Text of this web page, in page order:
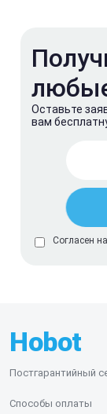
Оставьте
вам
Согласен
Hobot
Постгарантийный
Способы оплаты